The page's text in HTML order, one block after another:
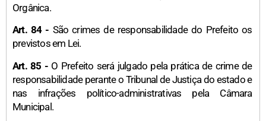
Orgânica.
Art. 84 - São crimes de responsabilidade do Prefeito os
previstos em Lei.
Art. 85 -O Prefeito será julgado pela prática de crime de
responsabilidade perante o Tribunal de Justiça do estado e
nas infrações político-administrativas pela Câmara
Municipal.